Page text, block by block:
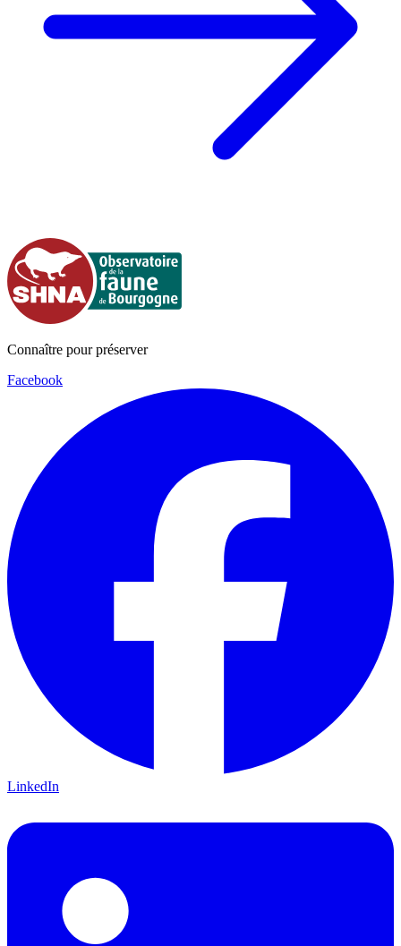
Connaître pour préserver
Facebook
LinkedIn